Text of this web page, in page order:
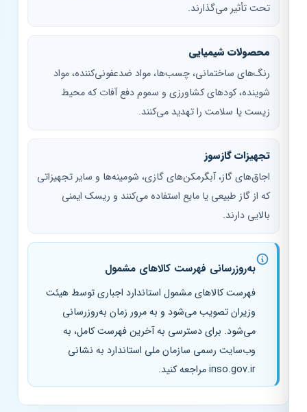
تحت تأثیر می‌گذارند.
محصولات شیمیایی
رنگ‌های ساختمانی، چسب‌ها، مواد ضدعفونی‌کننده، مواد
شوینده، کودهای کشاورزی و سموم دفع آفات که محیط
زیست یا سلامت را تهدید می‌کنند.
تجهیزات گازسوز
اجاق‌های گاز، آبگرمکن‌های گازی، شومینه‌ها و سایر تجهیزاتی
که از گاز طبیعی یا مایع استفاده می‌کنند و ریسک ایمنی
بالایی دارند.
به‌روزرسانی فهرست کالاهای مشمول
فهرست کالاهای مشمول استاندارد اجباری توسط هیئت
وزیران تصویب می‌شود و به مرور زمان به‌روزرسانی
می‌شود. برای دسترسی به آخرین فهرست کامل، به
وب‌سایت رسمی سازمان ملی استاندارد به نشانی
inso.gov.ir مراجعه کنید.